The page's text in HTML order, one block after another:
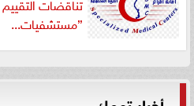
”مستشفيات...